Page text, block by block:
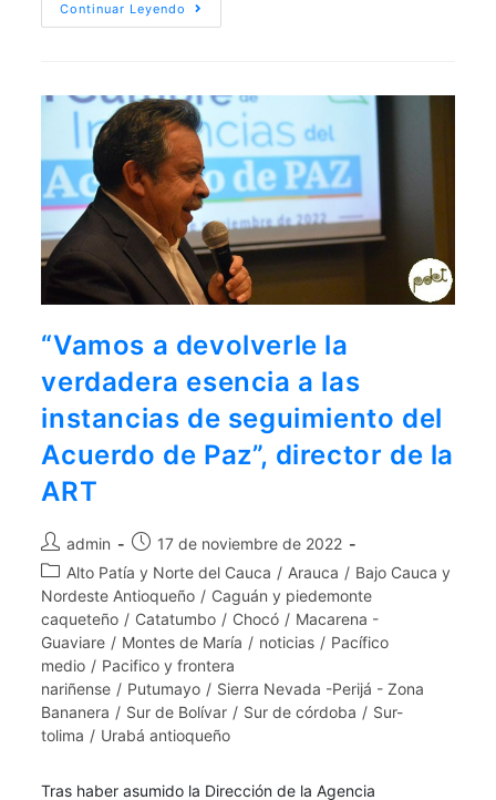
Continuar Leyendo
“Vamos a devolverle la
verdadera esencia a las
instancias de seguimiento del
Acuerdo de Paz”, director de la
ART
admin
17 de noviembre de 2022
Alto Patía y Norte del Cauca / Arauca / Bajo Cauca y
Nordeste Antioqueño / Caguán y piedemonte
caqueteño / Catatumbo / Chocó / Macarena -
Guaviare / Montes de María / noticias / Pacífico
medio / Pacifico y frontera
nariñense / Putumayo / Sierra Nevada -Perijá - Zona
Bananera / Sur de Bolívar / Sur de córdoba / Sur-
tolima / Urabá antioqueño
Tras haber asumido la Dirección de la Agencia